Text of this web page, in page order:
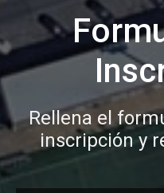
Rellena el
inscripción y